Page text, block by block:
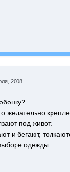
2008
желательно
под живот.
и бегают,
одежды.